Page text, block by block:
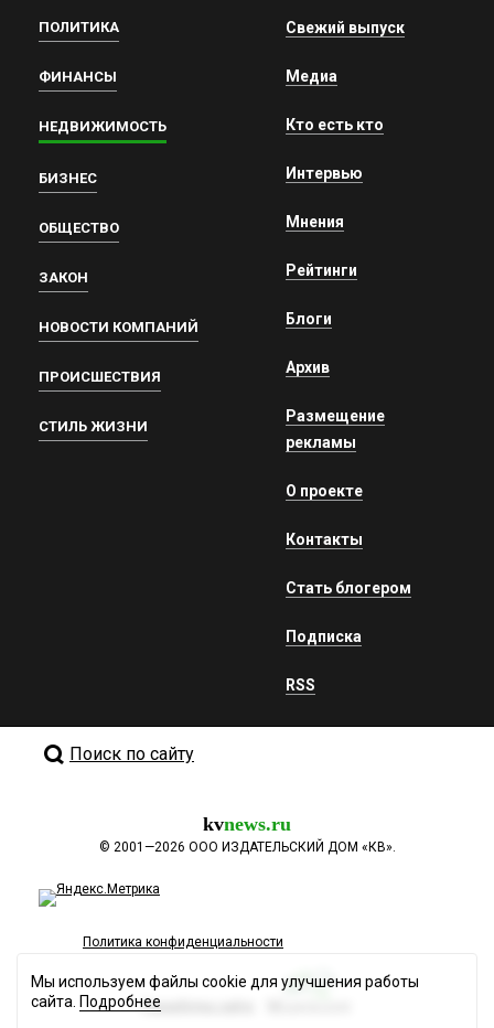
ПОЛИТИКА
ФИНАНСЫ
НЕДВИЖИМОСТЬ
БИЗНЕС
ОБЩЕСТВО
ЗАКОН
НОВОСТИ КОМПАНИЙ
ПРОИСШЕСТВИЯ
СТИЛЬ ЖИЗНИ
Свежий выпуск
Медиа
Кто есть кто
Интервью
Мнения
Рейтинги
Блоги
Архив
Размещение
рекламы
О проекте
Контакты
Стать блогером
Подписка
RSS
Поиск по сайту
kvnews.ru
© 2001—2026 ООО ИЗДАТЕЛЬСКИЙ ДОМ «КВ».
Политика конфиденциальности
Разработка сайта
Мы используем файлы cookie для улучшения работы
сайта. Подробнее